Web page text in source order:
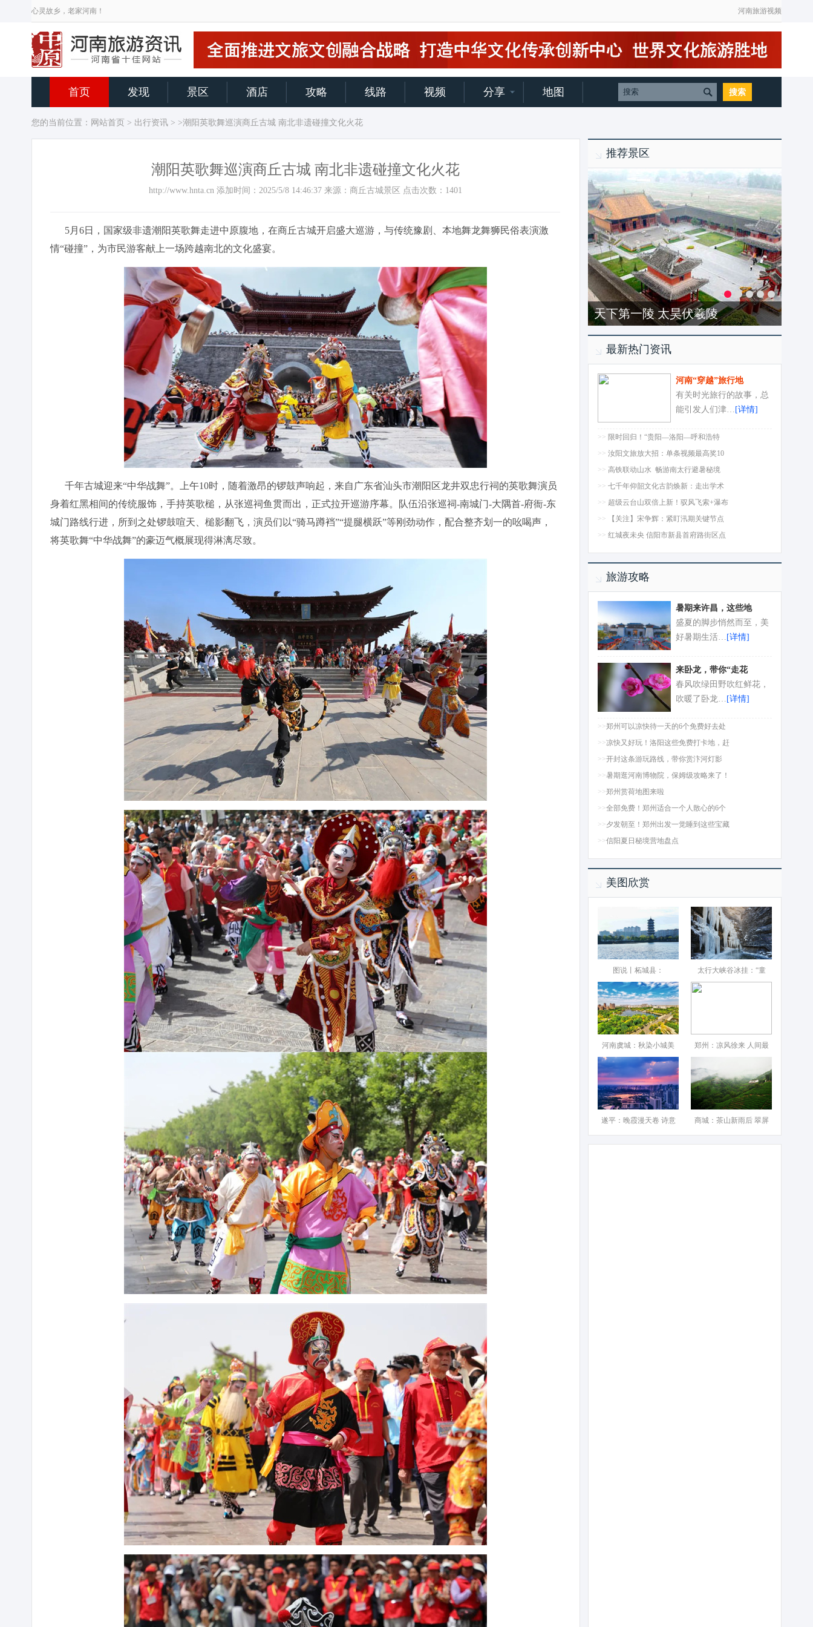
心灵故乡，老家河南！ 河南旅游视频
首页 发现 景区 酒店 攻略 线路 视频 分享 地图
您的当前位置： 网站首页 > 出行资讯 > >潮阳英歌舞巡演商丘古城 南北非遗碰撞文化火花
潮阳英歌舞巡演商丘古城 南北非遗碰撞文化火花
http://www.hnta.cn 添加时间：2025/5/8 14:46:37 来源：商丘古城景区 点击次数： 1401
5月6日，国家级非遗潮阳英歌舞走进中原腹地，在商丘古城开启盛大巡游，与传统豫剧、本地舞龙舞狮民俗表演激
情“碰撞”，为市民游客献上一场跨越南北的文化盛宴。
千年古城迎来“中华战舞”。上午10时，随着激昂的锣鼓声响起，来自广东省汕头市潮阳区龙井双忠行祠的英歌舞演员
身着红黑相间的传统服饰，手持英歌槌，从张巡祠鱼贯而出，正式拉开巡游序幕。队伍沿张巡祠-南城门-大隅首-府衙-东
城门路线行进，所到之处锣鼓喧天、槌影翻飞，演员们以“骑马蹲裆”“提腿横跃”等刚劲动作，配合整齐划一的吆喝声，
将英歌舞“中华战舞”的豪迈气概展现得淋漓尽致。
推荐景区
洛阳-龙潭大峡谷
最新热门资讯
河南“穿越”旅行地
有关时光旅行的故事，总
能引发人们津… [详情]
>> 限时回归！“贵阳—洛阳—呼和浩特
>> 汝阳文旅放大招：单条视频最高奖10
>> 高铁联动山水 畅游南太行避暑秘境
>> 七千年仰韶文化古韵焕新：走出学术
>> 超级云台山双倍上新！驭风飞索+瀑布
>>
【关注】宋争辉：紧盯汛期关键节点
>> 红城夜未央 信阳市新县首府路街区点
旅游攻略
暑期来许昌，这些地
盛夏的脚步悄然而至，美
好暑期生活… [详情]
来卧龙，带你“走花
春风吹绿田野吹红鲜花，
吹暖了卧龙… [详情]
>>郑州可以凉快待一天的6个免费好去处
>>凉快又好玩！洛阳这些免费打卡地，赶
>>开封这条游玩路线，带你赏汴河灯影
>>暑期逛河南博物院，保姆级攻略来了！
>>郑州赏荷地图来啦
>>全部免费！郑州适合一个人散心的6个
>>夕发朝至！郑州出发一觉睡到这些宝藏
>>信阳夏日秘境营地盘点
美图欣赏
图说丨柘城县：‌ 太行大峡谷冰挂：“童
河南虞城：秋染小城美 郑州：凉风徐来 人间最
遂平：晚霞漫天卷 诗意 商城：茶山新雨后 翠屏